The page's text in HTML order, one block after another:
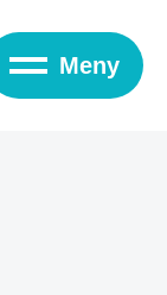
Meny